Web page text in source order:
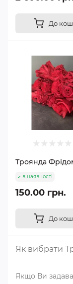
До
Троянда
в наявності
150.00 грн.
До
Як вибрати
Якщо Ви